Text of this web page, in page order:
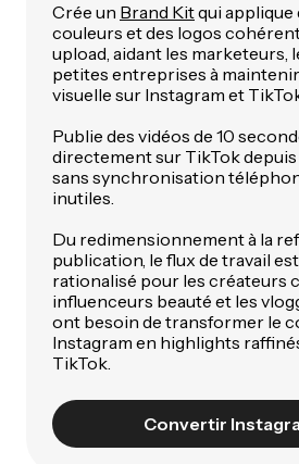
Crée un Brand Kitqui applique
couleurs et des logos
upload, aidant les marketeurs,
petites entreprises à
visuelle sur Instagram et
Publie des vidéos de 10
directement sur TikTok
sans synchronisation
inutiles.
Du redimensionnement à la
publication, le flux de travail
rationalisé pour les créateurs
influenceurs beauté et les
ont besoin de transformer le
Instagram en highlights
TikTok.
Convertir